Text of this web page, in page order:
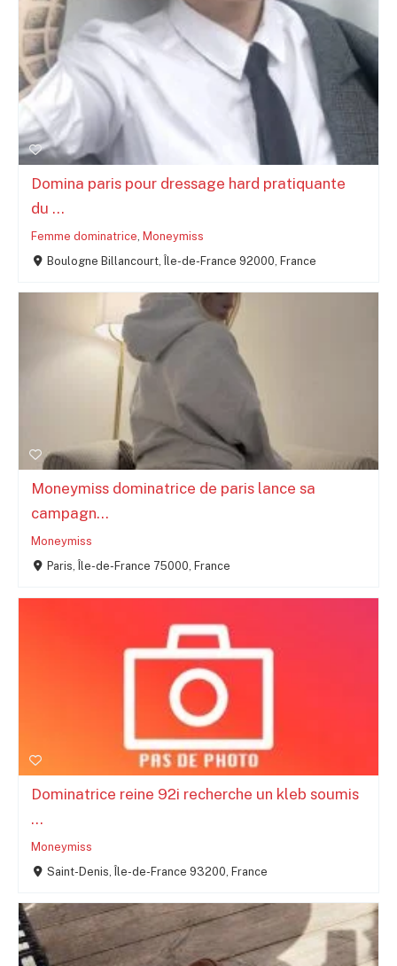
Domina paris pour dressage hard pratiquante
du ...
Femme dominatrice Moneymiss
Boulogne Billancourt, Île-de-France 92000, France
Moneymiss dominatrice de paris lance sa
campagn...
Moneymiss
Paris, Île-de-France 75000, France
Dominatrice reine 92i recherche un kleb soumis
...
Moneymiss
Saint-Denis, Île-de-France 93200, France